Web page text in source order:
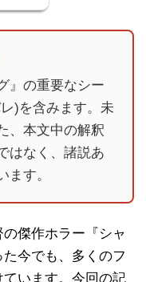
』の重要なシー
)を含みます。未
、本文中の解釈
はなく、諸説あ
ます。
傑作ホラー『シャ
今でも、多くのフ
います。今回の記